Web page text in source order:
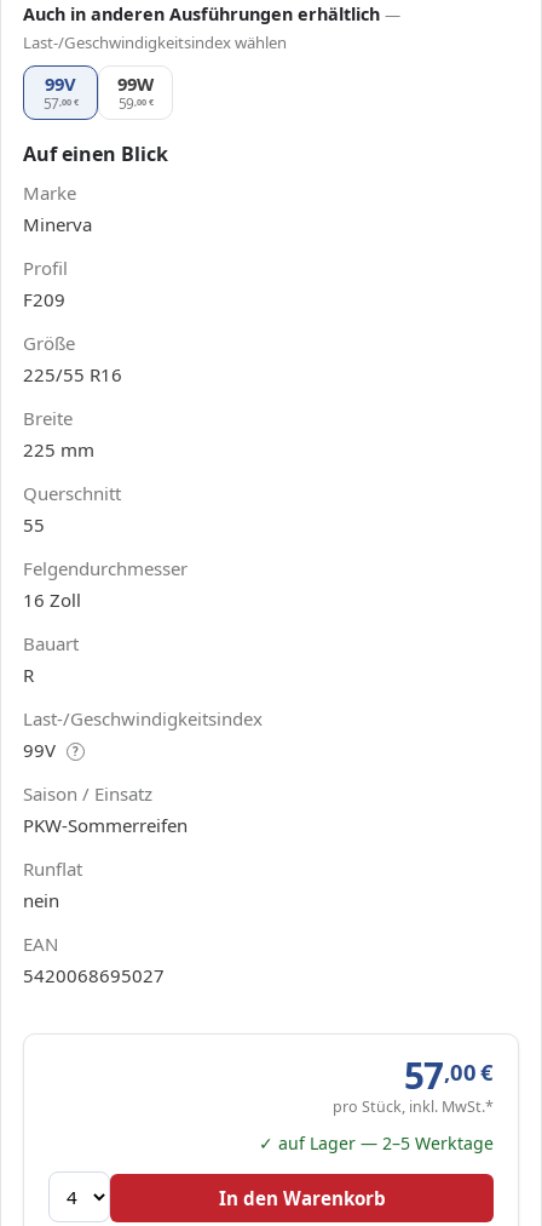
Auch in anderen Ausführungen erhältlich —
Last-/Geschwindigkeitsindex wählen
99V
57,00 €
99W
59,00 €
Minerva F209 225/55 R16, Ausführung 99W
Auf einen Blick
Marke
Minerva
Profil
F209
Größe
225/55 R16
Breite
225 mm
Querschnitt
55
Felgendurchmesser
16 Zoll
Bauart
R
Last-/Geschwindigkeitsindex
99V
?
Saison / Einsatz
PKW-Sommerreifen
Runflat
nein
EAN
5420068695027
57,00€
pro Stück, inkl. MwSt.*
✓ auf Lager — 2–5 Werktage
In den Warenkorb